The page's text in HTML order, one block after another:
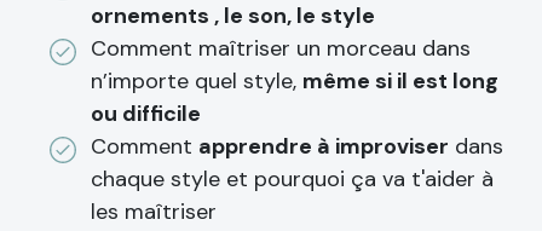
ornements , le son, le style
Comment maîtriser un morceau dans
n’importe quel style, même si il est long
ou difficile
Comment apprendre à improviser dans
chaque style et pourquoi ça va t'aider à
les maîtriser